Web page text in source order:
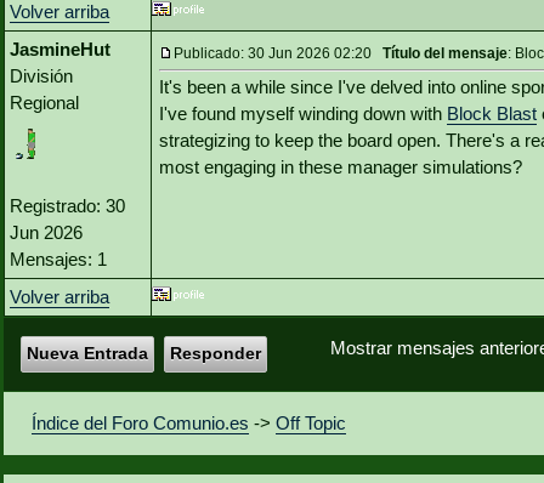
Volver arriba
JasmineHut
División
Regional
Registrado: 30
Jun 2026
Mensajes: 1
Publicado: 30 Jun 2026 02:20 Título del mensaje:
It's been a while since I've delved into online
I've found myself winding down with Block Blast
strategizing to keep the board open. There's a
most engaging in these manager simulations?
Volver arriba
Mostrar mensajes
Nueva Entrada Responder
Índice del Foro Comunio.es ->Off Topic